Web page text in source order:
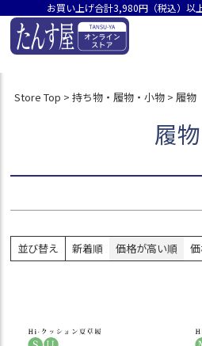
お買い上げ合計3,980円（税込）以
Store Top 持ち物・履物・小物 履物
履物
並び順
価格が高い順
並び替え 新着順 価格が高い順